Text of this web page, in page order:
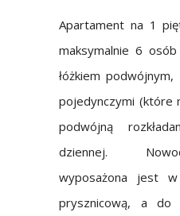
Apartament na 1
maksymalnie 6
łóżkiem
pojedynczymi (które
podwójną
dziennej.
wyposażona jest
prysznicową, a do